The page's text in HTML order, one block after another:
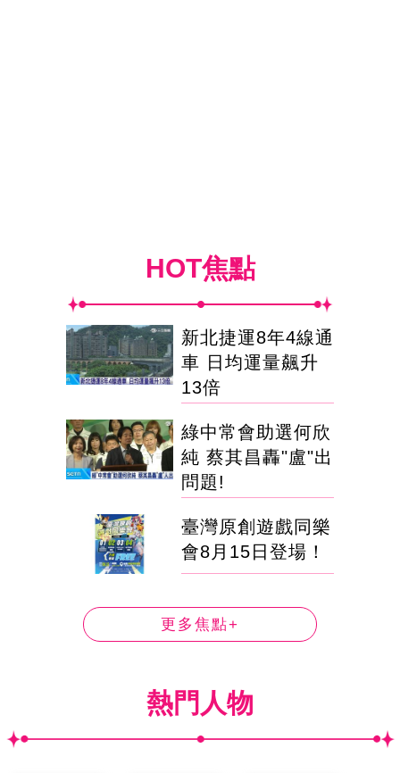
HOT焦點
新北捷運8年4線通
車 日均運量飆升
13倍
綠中常會助選何欣
純 蔡其昌轟"盧"出
問題!
臺灣原創遊戲同樂
會8月15日登場！
更多焦點+
熱門人物